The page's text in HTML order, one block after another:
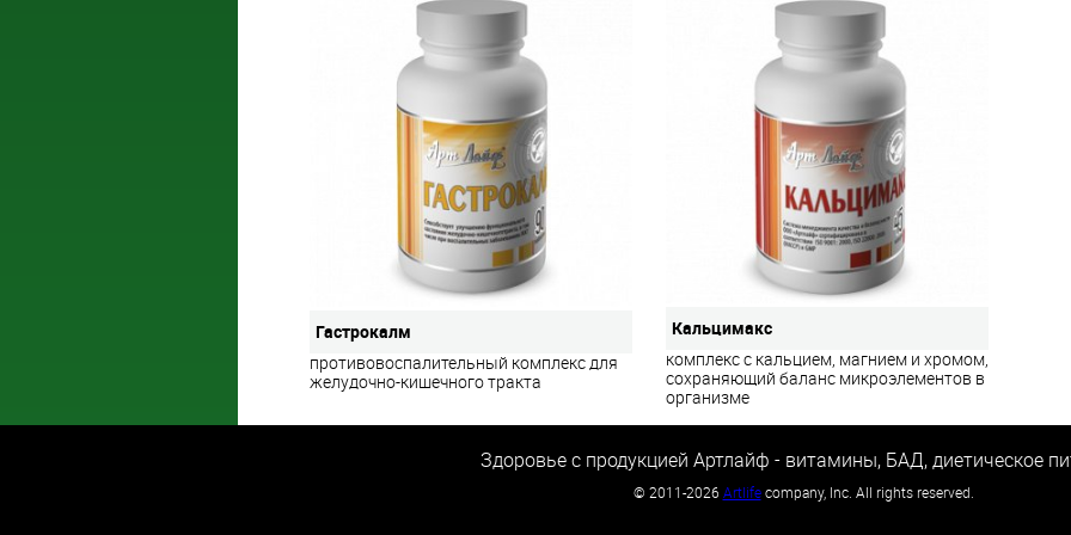
Гастрокалм
противовоспалительный комплекс для
желудочно-кишечного тракта
Кальцимакс
комплекс с кальцием, магнием и хромом,
сохраняющий баланс микроэлементов в
организме
Здоровье с продукцией Артлайф - витамины, БАД, диетическое
© 2011-2026 Artlifecompany, Inc. All rights reserved.